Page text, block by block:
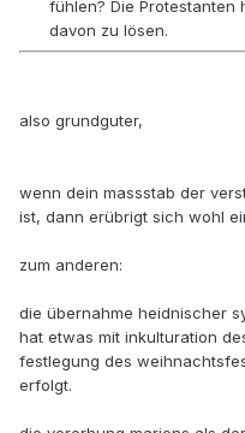
fühlen? Die
davon zu lösen.
also grundguter,
wenn dein massstab der
ist, dann erübrigt sich wohl
zum anderen:
die übernahme heidnischer
hat etwas mit inkulturation
festlegung des
erfolgt.